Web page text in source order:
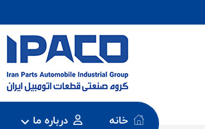
خانه درباره ما